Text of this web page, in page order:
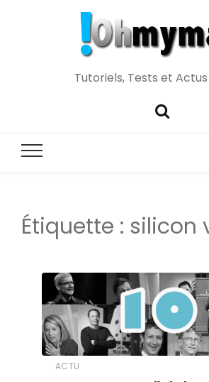
Tutoriels, Tests et
Étiquette : silicon
ACTU